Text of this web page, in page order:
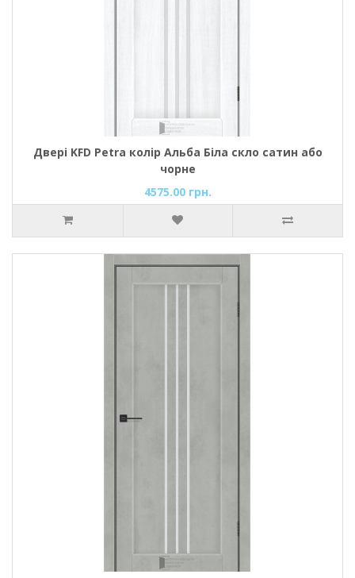
Двері KFD Petra колір Альба Біла скло сатин або
чорне
4575.00 грн.